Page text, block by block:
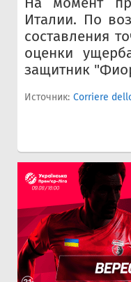
Италии. По
составления
оценки
защитник
Источник: Corriere